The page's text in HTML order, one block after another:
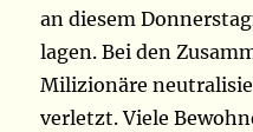
an diesem
lagen. Bei den
Milizionäre
verletzt. Viele